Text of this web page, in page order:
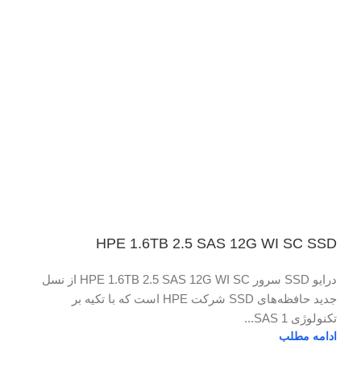
HPE 1.6TB 2.5 SAS 12G WI SC SSD
درایو SSD سرور HPE 1.6TB 2.5 SAS 12G WI SC از نسل
جدید حافظه‌های SSD شرکت HPE است که با تکیه بر
تکنولوژی SAS 1...
ادامه مطلب